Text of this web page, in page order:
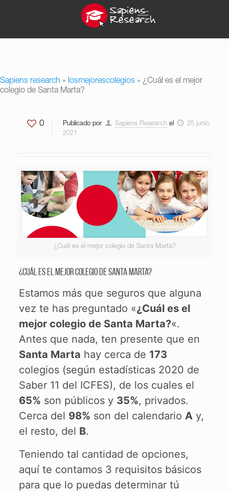
Sapiens research » losmejorescolegios » ¿Cuál es el mejor
colegio de Santa Marta?
0 Publicado por Sapiens Research el
25 junio,
2021
¿Cuál es el mejor colegio de Santa Marta?
¿Cuál es el mejor colegio de Santa Marta?
Estamos más que seguros que alguna
vez te has preguntado «¿Cuál es el
mejor colegio de Santa Marta?«.
Antes que nada, ten presente que en
Santa Marta hay cerca de 173
colegios (según estadísticas 2020 de
Saber 11 del ICFES), de los cuales el
65% son públicos y 35%, privados.
Cerca del 98% son del calendario Ay,
el resto, del B.
Teniendo tal cantidad de opciones,
aquí te contamos 3 requisitos básicos
para que lo puedas determinar tú